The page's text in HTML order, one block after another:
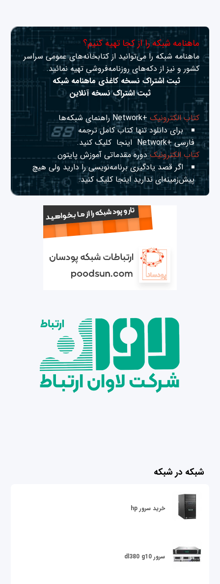
ماهنامه شبکه را از کجا تهیه کنیم؟
ماهنامه شبکه را می‌توانید از کتابخانه‌های عمومی سراسر
کشور و نیز از دکه‌های روزنامه‌فروشی تهیه نمائید.
ثبت اشتراک نسخه کاغذی ماهنامه شبکه
ثبت اشتراک نسخه آنلاین
کتاب الکترونیک+Network راهنمای شبکه‌ها
برای دانلود تنها کتاب کامل ترجمه
فارسی +Network
اینجا کلیک کنید.
کتاب الکترونیکدوره مقدماتی آموزش پایتون
اگر قصد یادگیری برنامه‌نویسی را دارید ولی هیچ
پیش‌زمینه‌ای نداریداینجا کلیک کنید.
شبکه در شبکه
خرید سرور hp
سرور dl380 g10